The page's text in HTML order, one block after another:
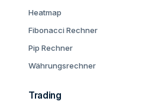
Heatmap
Fibonacci Rechner
Pip Rechner
Währungsrechner
Trading